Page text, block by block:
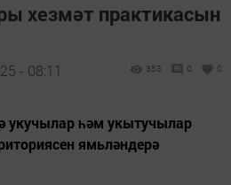
хезмәт практикасын
- 08:11 353 0 0
укучылар һәм укытучылар
ямьләндерә